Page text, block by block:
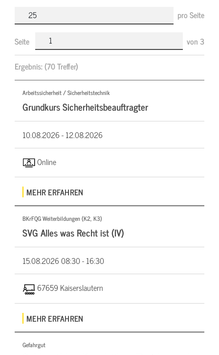
pro Seite
Seite von 3
Ergebnis:(70 Treffer)
Arbeitssicherheit / Sicherheitstechnik
Grundkurs Sicherheitsbeauftragter
10.08.2026 -12.08.2026
Online
MEHR ERFAHREN
BKrFQG Weiterbildungen (K2, K3)
SVG Alles was Recht ist (IV)
15.08.202608:30 - 16:30
67659 Kaiserslautern
MEHR ERFAHREN
Gefahrgut